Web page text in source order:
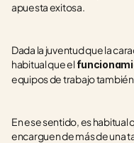
apuesta exitosa.
Dada la juventud que la
habitual que el
equipos de trabajo
En ese sentido, es habitual
encarguen de más de una